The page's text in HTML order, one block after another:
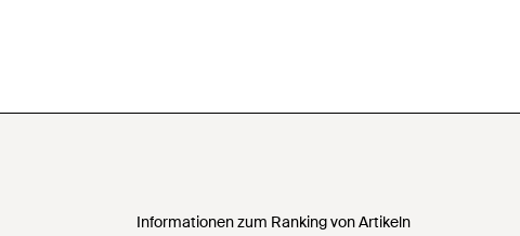
Informationen zum Ranking von Artikeln